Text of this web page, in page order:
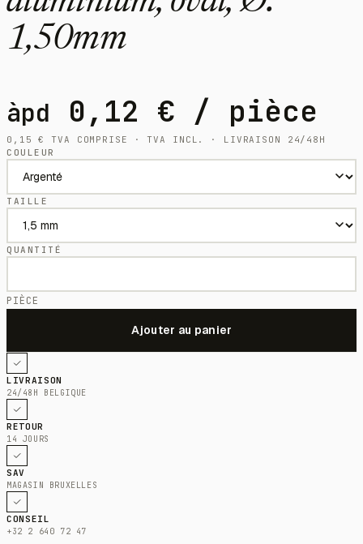
1,50mm
àpd 0,12 € / pièce
0,15€
TVA COMPRISE · TVA INCL. · LIVRAISON 24/48H
COULEUR
TAILLE
QUANTITÉ
PIÈCE
LIVRAISON
24/48H BELGIQUE
RETOUR
14 JOURS
SAV
MAGASIN BRUXELLES
CONSEIL
+32 2 640 72 47